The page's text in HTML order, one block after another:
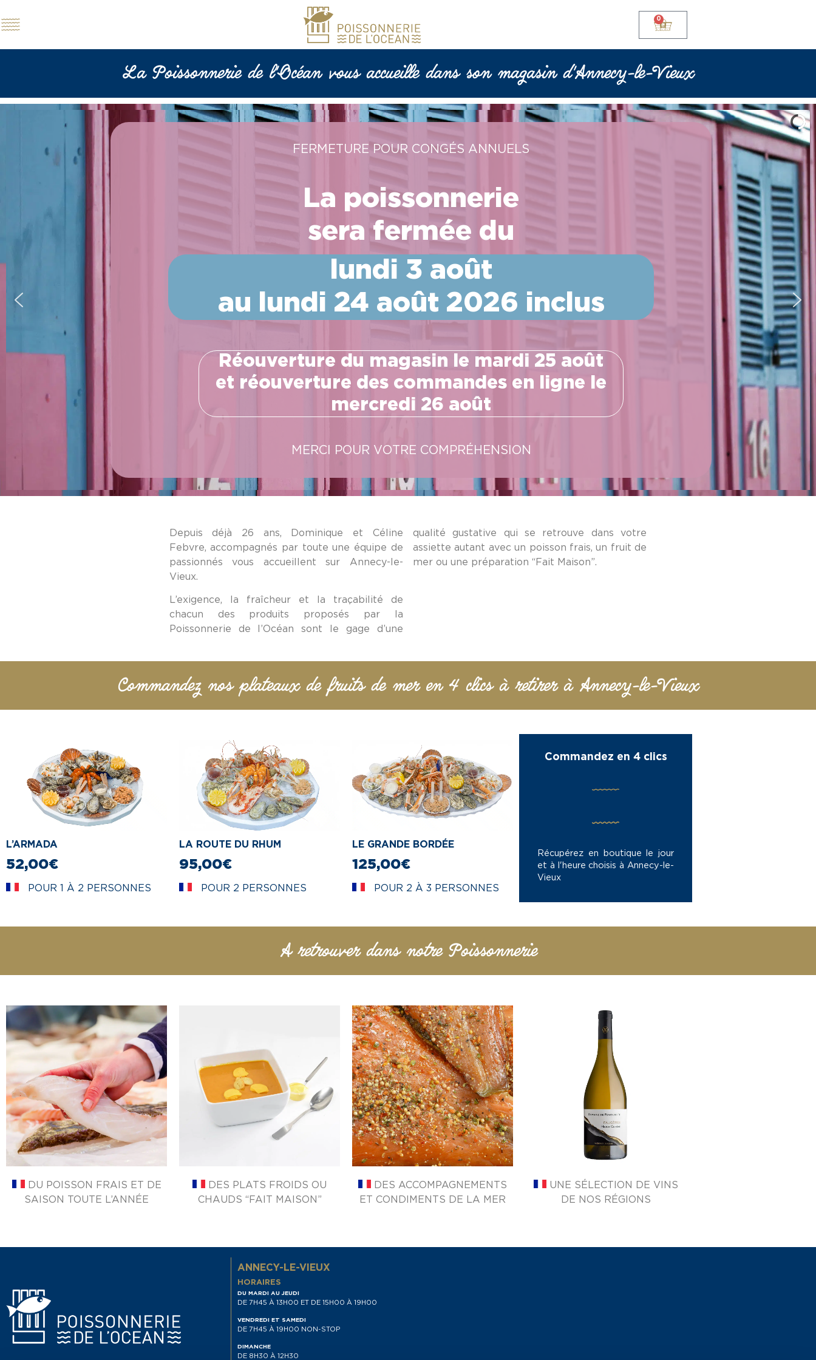
0
La Poissonnerie de l'Océan vous accueille dans son magasin d'Annecy-le-Vieux
FERMETURE POUR CONGÉS ANNUELS
La poissonnerie
sera fermée du
lundi 3 août
au lundi 24 août 2026 inclus
Réouverture du magasin le mardi 25 août
et réouverture des commandes en ligne le
mercredi 26 août
M E RCI POU R VO R E CO M PR É H E N S O N
Depuis déjà 26 ans, Dominique et Céline
Febvre, accompagnés par toute une équipe de
passionnés vous accueillent sur Annecy-le-
Vieux.
L’exigence, la fraîcheur et la traçabilité de
chacun des produits proposés par la
Poissonnerie de l’Océan sont le gage d’une
qualité gustative qui se retrouve dans votre
assiette autant avec un poisson frais, un fruit de
mer ou une préparation “Fait Maison”.
Commandez nos plateaux de fruits de mer en 4 clics à retirer à Annecy-le-Vieux
VOIR LE PRODUIT
L’ARMADA
52,00€
POUR 1 À 2 PERSONNES
VOIR LE PRODUIT
LA ROUTE DU RHUM
95,00€
POUR 2 PERSONNES
VOIR LE PRODUIT
LE GRANDE BORDÉE
125,00€
POUR 2 À 3 PERSONNES
Commandez en 4 clics
Récupérez en boutique le jour
et à l'heure choisis à Annecy-le-
Vieux
A retrouver dans notre Poissonnerie
DU POISSON FRAIS ET DE
SAISON TOUTE L’ANNÉE
DES PLATS FROIDS OU
CHAUDS “FAIT MAISON”
DES ACCOMPAGNEMENTS
ET CONDIMENTS DE LA MER
UNE SÉLECTION DE VINS
DE NOS RÉGIONS
ANNECY-LE-VIEUX
HORAIRES
DU MARDI AU JEUDI
DE 7H45 À 13H00 ET DE 15H00 À 19H00
VENDREDI ET SAMEDI
DE 7H45 À 19H00 NON-STOP
DIMANCHE
DE 8H30 À 12H30